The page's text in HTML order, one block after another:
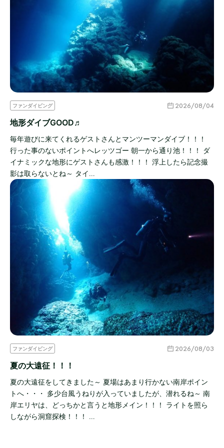
ファンダイビング 2026/08/04
地形ダイブGOOD♬
毎年遊びに来てくれるゲストさんとマンツーマンダイブ！！！
行った事のないポイントへレッツゴー 朝一から通り池！！！ ダ
イナミックな地形にゲストさんも感激！！！ 浮上したら記念撮
影は取らないとね～ タイ…
ファンダイビング 2026/08/03
夏の大遠征！！！
夏の大遠征をしてきました～ 夏場はあまり行かない南岸ポイン
トへ・・・ 多少台風うねりが入っていましたが、潜れるね～ 南
岸エリヤは、どっちかと言うと地形メイン！！！ ライトを照ら
しながら洞窟探検！！！ …